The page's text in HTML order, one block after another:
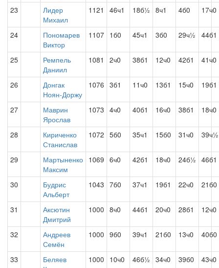
23
Лидер
Михаил
1121 46ч1 18б½ 8ч1 4б0 17ч0
24
Пономарев
Виктор
1107 1б0 45ч1 3б0 29ч½ 44б1
25
Ремпель
Даниил
1081 2ч0 38б1 12ч0 42б1 41ч0
26
Донгак
Ноян-Доржу
1076 3б1 11ч0 13б1 15ч0 19б1
27
Маврин
Ярослав
1073 4ч0 40б1 16ч0 38б1 18ч0
28
Кириченко
Станислав
1072 5б0 35ч1 15б0 31ч0 39ч½
29
Мартыненко
Максим
1069 6ч0 42б1 18ч0 24б½ 46б1
30
Будрис
Альберт
1043 7б0 37ч1 19б1 22ч0 21б0
31
Аксютин
Дмитрий
1000 8ч0 44б1 20ч0 28б1 12ч0
32
Андреев
Семён
1000 9б0 39ч1 21б0 13ч0 40б0
33
Беляев
1000 10ч0 46б½ 34ч0 39б0 43ч0